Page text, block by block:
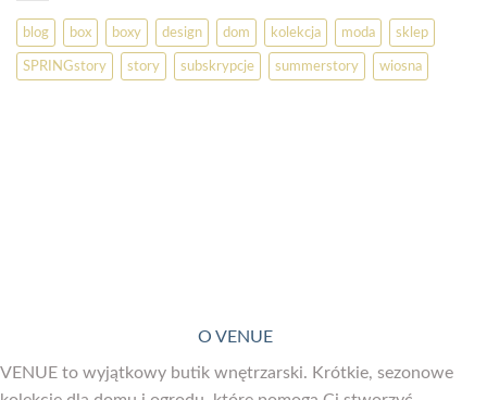
blog box boxy design dom kolekcja moda sklep
SPRINGstory story subskrypcje summerstory wiosna
O VENUE
VENUE to wyjątkowy butik wnętrzarski. Krótkie, sezonowe